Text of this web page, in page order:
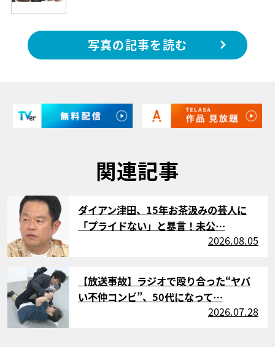
写真の記事を読む
関連記事
ダイアン津田、15年お茶汲みの芸人に
「プライドない」と暴言！未公…
2026.08.05
【放送事故】ラジオで殴り合った“ヤバ
い不仲コンビ”、50代になって…
2026.07.28